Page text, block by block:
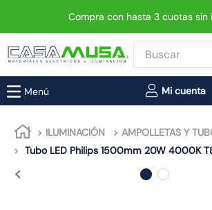
Compra con hasta 3 cuotas sin
Buscar
ILUMINACIÓN AMPOLLETAS Y
Tubo LED Philips 1500mm 20W 4000K
1.
2.
3 .
4.